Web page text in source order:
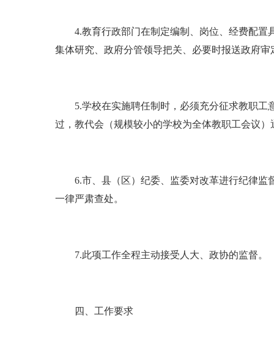
4.教育行政部门在制定编制、岗位、经费配置
集体研究、政府分管领导把关、必要时报送政府审
5.学校在实施聘任制时，必须充分征求教职工
过，教代会（规模较小的学校为全体教职工会议
6.市、县（区）纪委、监委对改革进行纪律监
一律严肃查处。
7.此项工作全程主动接受人大、政协的监督。
四、工作要求